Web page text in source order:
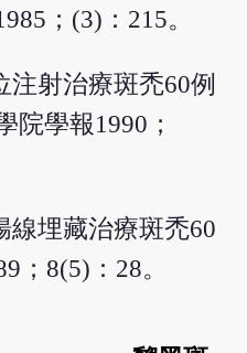
；(3)：215。
射治療斑禿60例
院學報1990；
線埋藏治療斑禿60
；8(5)：28。